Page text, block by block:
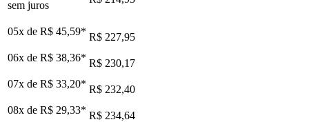
sem juros
05x de R$ 45,59* R$ 227,95
06x de R$ 38,36* R$ 230,17
07x de R$ 33,20* R$ 232,40
08x de R$ 29,33* R$ 234,64